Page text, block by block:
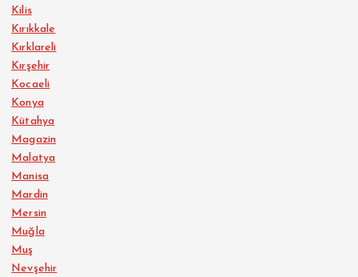
Kilis
Kırıkkale
Kırklareli
Kırşehir
Kocaeli
Konya
Kütahya
Magazin
Malatya
Manisa
Mardin
Mersin
Muğla
Muş
Nevşehir